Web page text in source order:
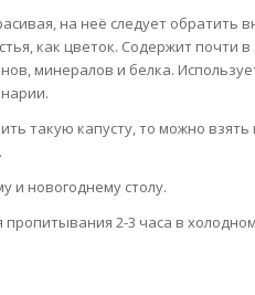
на неё следует обратить
как цветок. Содержит почти
минералов и белка.
такую капусту, то можно взять
и новогоднему столу.
2-3 часа в